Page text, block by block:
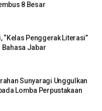
8 Besar
“Kelas Penggerak Literasi”
Bahasa Jabar
Sunyaragi Unggulkan
Lomba Perpustakaan